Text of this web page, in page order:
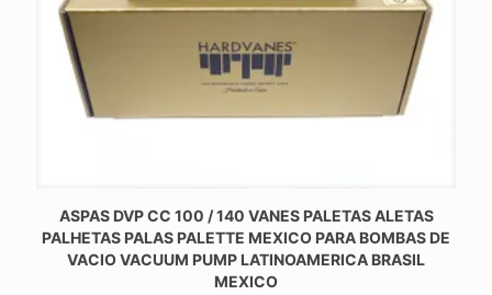
ASPAS DVP CC 100 / 140 VANES PALETAS ALETAS
PALHETAS PALAS PALETTE MEXICO PARA BOMBAS DE
VACIO VACUUM PUMP LATINOAMERICA BRASIL
MEXICO